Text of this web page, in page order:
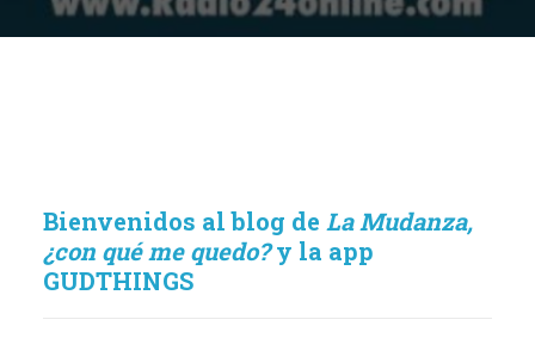
Bienvenidos al blog de La Mudanza,
¿con qué me quedo?y la app
GUDTHINGS